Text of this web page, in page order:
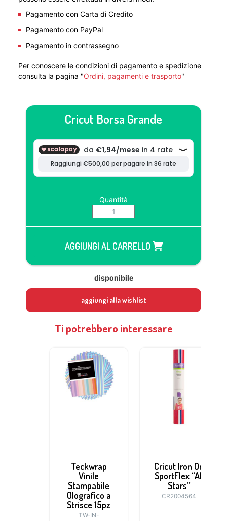
Pagamento con Carta di Credito
Pagamento con PayPal
Pagamento in contrassegno
Per conoscere le condizioni di pagamento e spedizione
consulta la pagina "Ordini, pagamenti e trasporto"
Cricut Borsa Grande
Quantità
AGGIUNGI AL CARRELLO
disponibile
aggiungi alla wishlist
Ti potrebbero interessare
Teckwrap
Vinile
Stampabile
Olografico a
Strisce 15pz
TW-IN-
Cricut Iron On
SportFlex “All
Stars”
CR2004564